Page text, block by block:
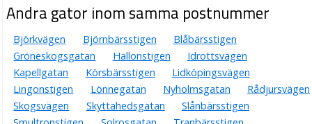
Andra gator inom samma postnummer
Björkvägen Björnbärsstigen
Blåbärsstigen
Gröneskogsgatan
Hallonstigen
Idrottsvägen
Kapellgatan
Körsbärsstigen
Lidköpingsvägen
Lingonstigen
Lönnegatan Nyholmsgatan
Rådjursvägen
Skogsvägen
Skyttahedsgatan
Slånbärsstigen